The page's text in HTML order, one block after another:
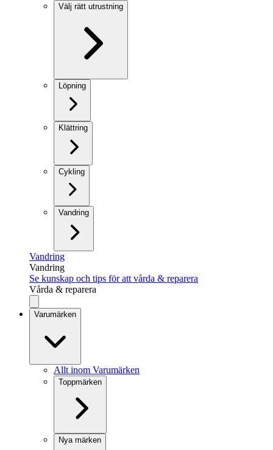
Välj rätt utrustning
Löpning
Klättring
Cykling
Vandring
Vandring
Vandring
Se kunskap och tips för att vårda & reparera
Vårda & reparera
Varumärken
Allt inom Varumärken
Toppmärken
Nya märken